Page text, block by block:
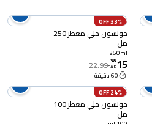
33% OFF
جونسون جلي معطر 250
مل
250ml
15
.
38
SAR
22.99
60 دقيقة
24% OFF
جونسون جلي معطر 100
مل